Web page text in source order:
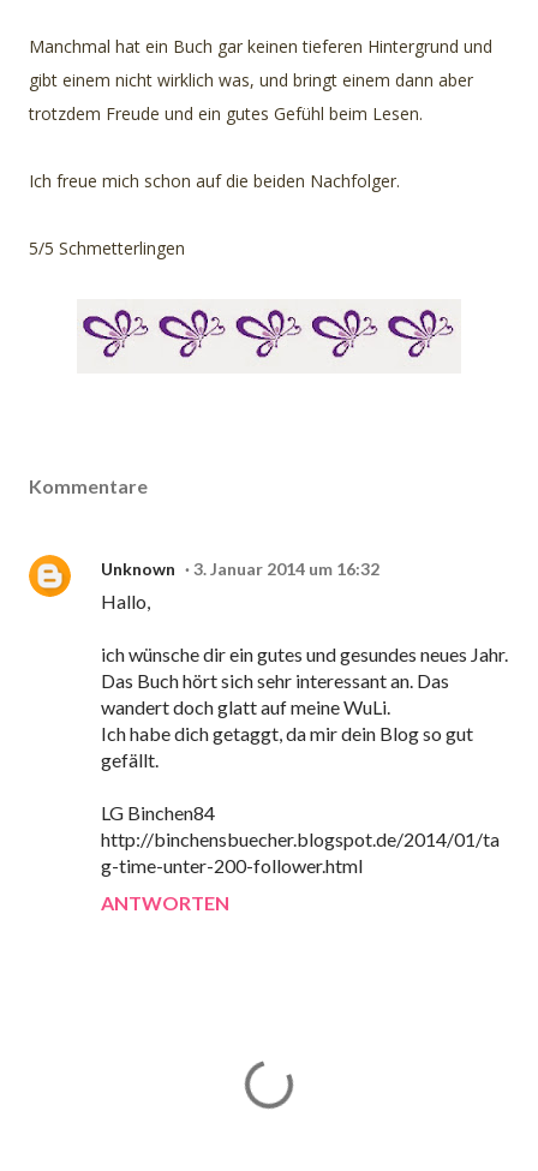
Manchmal hat ein Buch gar keinen tieferen Hintergrund und
gibt einem nicht wirklich was, und bringt einem dann aber
trotzdem Freude und ein gutes Gefühl beim Lesen.
Ich freue mich schon auf die beiden Nachfolger.
5/5 Schmetterlingen
Kommentare
Unknown 3. Januar 2014 um 16:32
Hallo,
ich wünsche dir ein gutes und gesundes neues Jahr.
Das Buch hört sich sehr interessant an. Das
wandert doch glatt auf meine WuLi.
Ich habe dich getaggt, da mir dein Blog so gut
gefällt.
LG Binchen84
http://binchensbuecher.blogspot.de/2014/01/ta
g-time-unter-200-follower.html
ANTWORTEN